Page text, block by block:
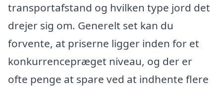
transportafstand og hvilken type jord det
drejer sig om. Generelt set kan du
forvente, at priserne ligger inden for et
konkurrencepræget niveau, og der er
ofte penge at spare ved at indhente flere